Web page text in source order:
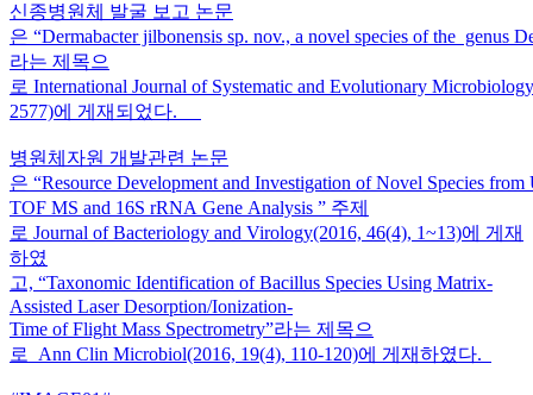
신종병원체 발굴 보고 논문
은 “Dermabacter jilbonensis sp. nov., a novel species of the genus
라는 제목으
로 International Journal of Systematic and Evolutionary
2577)에 게재되었다.
병원체자원 개발관련 논문
은 “Resource Development and Investigation of Novel Species
TOF MS and 16S rRNA Gene Analysis ” 주제
로 Journal of Bacteriology and Virology(2016, 46(4), 1~13)에 게재
하였
고, “Taxonomic Identification of Bacillus Species Using Matrix-
Assisted Laser Desorption/Ionization-
Time of Flight Mass Spectrometry”라는 제목으
로 Ann Clin Microbiol(2016, 19(4), 110-120)에 게재하였다.